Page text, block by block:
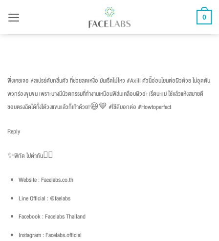
0
พึ่งเคยเจอ #สเปรย์ดับกลิ่นตัว ที่ช่วยลดเหงื่อ มันเริ่ดไม่ไหว #Axill ตัวนี้อ่อนโยนต่อผิวด้วย ไม่อุดตัน
พวกร่องขุมขน เพราะนางมีนัวตกรรมที่ทำงานเหมือนฟิล์มเคลือบผิวอ่ะ เริ่ดนะแม่ ใช้แล้วแห้งสบายดี
ชอบตรงฉีดได้ทั้งใต้วงแขนแล้วก็เท้าด้วย!😆💙 #ใช้ดีบอกต่อ #Howtoperfect
Reply
✨พิกัด ไปตำกัน👇🏻
Website : Facelabs.co.th
Line Official : @faelabs
Facebook : Facelabs Thailand
Instagram : Facelabs.official